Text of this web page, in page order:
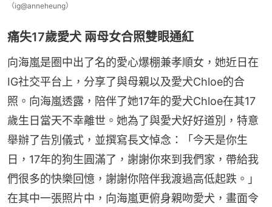
（ig@anneheung）
痛失17歲愛犬 兩母女合照雙眼通紅
向海嵐是圈中出了名的愛心爆棚兼孝順女，她近日在
IG社交平台上，分享了與母親以及愛犬Chloe的合
照。向海嵐透露，陪伴了她17年的愛犬Chloe在其17
歲生日當天不幸離世。她為了與愛犬好好道別，特意
舉辦了告別儀式，並撰寫長文悼念：「今天是你生
日，17年的狗生圓滿了，謝謝你來到我們家，帶給我
們很多的快樂回憶，謝謝你陪伴我渡過高低起跌。」
在其中一張照片中，向海嵐更俯身親吻愛犬，畫面令